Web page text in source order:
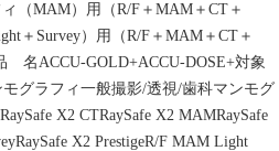
（MAM）用（R/F＋MAM＋CT＋
＋Survey）用（R/F＋MAM＋CT＋
名ACCU-GOLD+ACCU-DOSE+対象
グラフィ一般撮影/透視/歯科マンモグ
X2 CTRaySafe X2 MAMRaySafe
X2 PrestigeR/F MAM Light